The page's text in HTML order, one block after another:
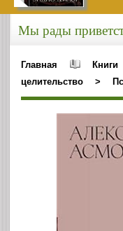
Мы рады
Главная Книги
целительство
>